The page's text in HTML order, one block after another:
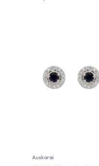
Auskarai